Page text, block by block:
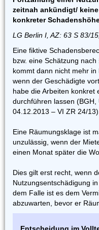
zeitnah ankündigt/
konkreter
LG Berlin I, AZ: 63 S 83/
Eine fiktive
bzw. eine Schätzung nach
kommt dann nicht mehr in
wenn der Geschädigte
habe die Arbeiten konkret
durchführen lassen (BGH,
04.12.2013 – VI ZR 24/13).
Eine Räumungsklage ist
unzulässig, wenn der
einen Monat später die
Dies gilt erst recht, wenn
Nutzungsentschädigung
dem Falle ist es dem
abzuwarten, bevor er